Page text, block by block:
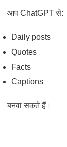
आप ChatGPT से:
Daily posts
Quotes
Facts
Captions
बनवा सकते हैं।